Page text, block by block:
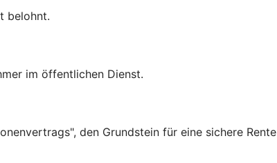
belohnt.
im öffentlichen Dienst.
den Grundstein für eine sichere Rente